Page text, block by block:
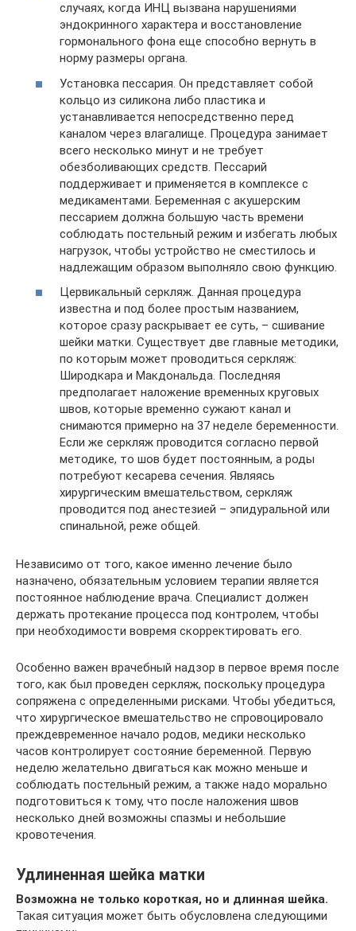
случаях, когда ИНЦ вызвана нарушениями
эндокринного характера и восстановление
гормонального фона еще способно вернуть в
норму размеры органа.
Установка пессария. Он представляет собой
кольцо из силикона либо пластика и
устанавливается непосредственно перед
каналом через влагалище. Процедура занимает
всего несколько минут и не требует
обезболивающих средств. Пессарий
поддерживает и применяется в комплексе с
медикаментами. Беременная с акушерским
пессарием должна большую часть времени
соблюдать постельный режим и избегать любых
нагрузок, чтобы устройство не сместилось и
надлежащим образом выполняло свою функцию.
Цервикальный серкляж. Данная процедура
известна и под более простым названием,
которое сразу раскрывает ее суть, – сшивание
шейки матки. Существует две главные методики,
по которым может проводиться серкляж:
Широдкара и Макдональда. Последняя
предполагает наложение временных круговых
швов, которые временно сужают канал и
снимаются примерно на 37 неделе беременности.
Если же серкляж проводится согласно первой
методике, то шов будет постоянным, а роды
потребуют кесарева сечения. Являясь
хирургическим вмешательством, серкляж
проводится под анестезией – эпидуральной или
спинальной, реже общей.
Независимо от того, какое именно лечение было
назначено, обязательным условием терапии является
постоянное наблюдение врача. Специалист должен
держать протекание процесса под контролем, чтобы
при необходимости вовремя скорректировать его.
Особенно важен врачебный надзор в первое время после
того, как был проведен серкляж, поскольку процедура
сопряжена с определенными рисками. Чтобы убедиться,
что хирургическое вмешательство не спровоцировало
преждевременное начало родов, медики несколько
часов контролирует состояние беременной. Первую
неделю желательно двигаться как можно меньше и
соблюдать постельный режим, а также надо морально
подготовиться к тому, что после наложения швов
несколько дней возможны спазмы и небольшие
кровотечения.
Удлиненная шейка матки
Возможна не только короткая, но и длинная шейка.
Такая ситуация может быть обусловлена следующими